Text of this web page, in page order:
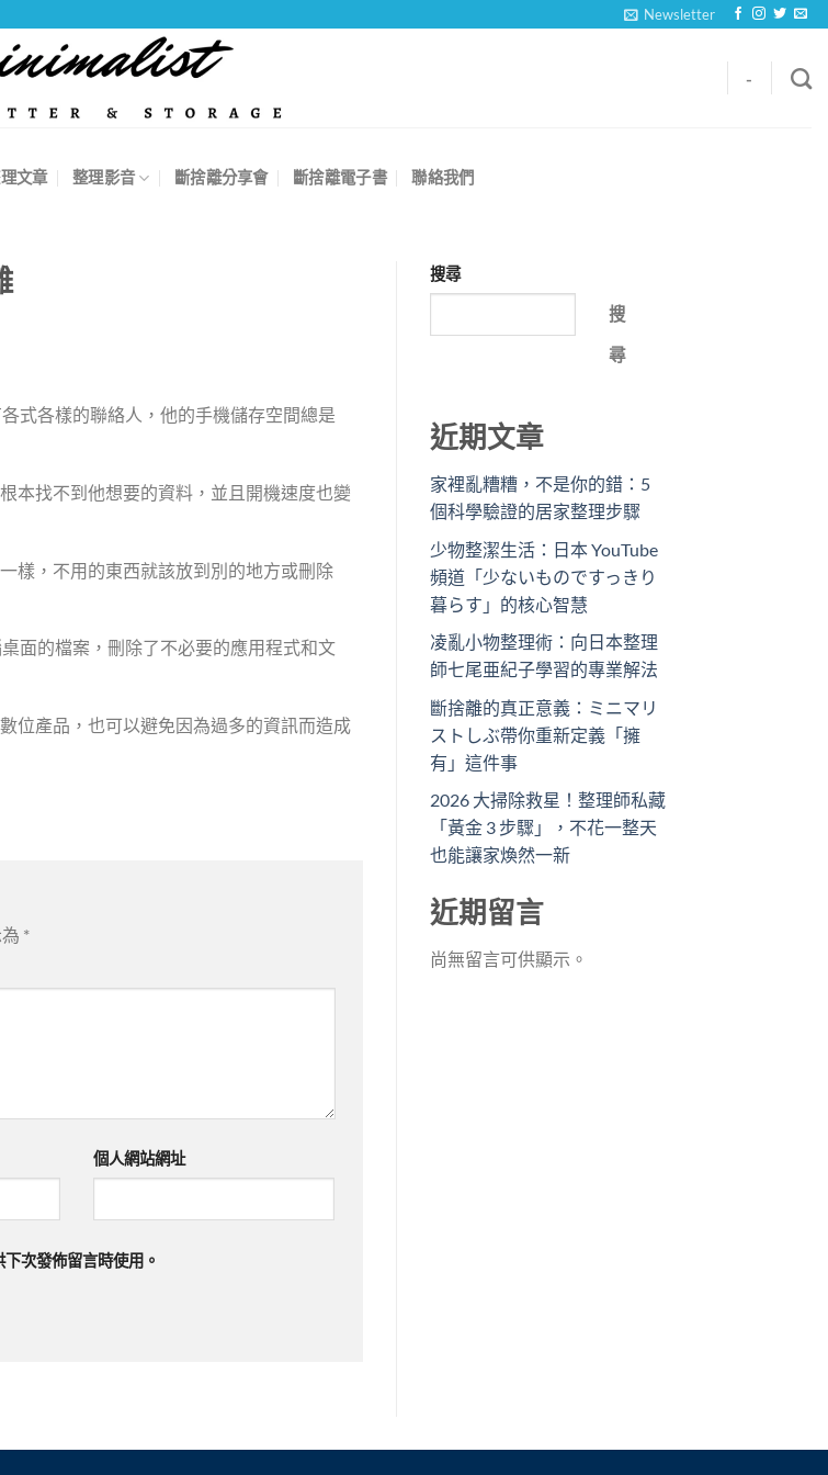
Newsletter
-
文章 整理影音 斷捨離分享會 斷捨離電子書 聯絡我們
式各樣的聯絡人，他的手機儲存空間總是
本找不到他想要的資料，並且開機速度也變
樣，不用的東西就該放到別的地方或刪除
面的檔案，刪除了不必要的應用程式和文
位產品，也可以避免因為過多的資訊而造成
*
個人網站網址
次發佈留言時使用。
搜尋
搜
尋
近期文章
家裡亂糟糟，不是你的錯：5
個科學驗證的居家整理步驟
少物整潔生活：日本 YouTube
頻道「少ないものですっきり
暮らす」的核心智慧
凌亂小物整理術：向日本整理
師七尾亜紀子學習的專業解法
斷捨離的真正意義：ミニマリ
ストしぶ帶你重新定義「擁
有」這件事
2026 大掃除救星！整理師私藏
「黃金 3 步驟」，不花一整天
也能讓家煥然一新
近期留言
尚無留言可供顯示。